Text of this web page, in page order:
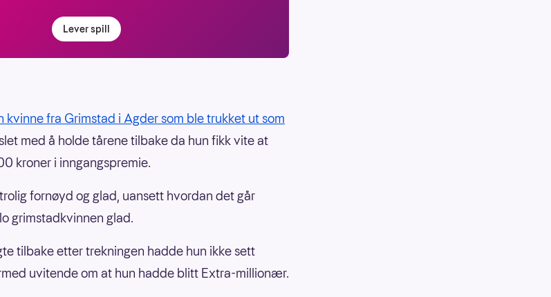
Lever spill
kvinne fra Grimstad i Agder som ble trukket ut som
med å holde tårene tilbake da hun fikk vite at
kroner i inngangspremie.
fornøyd og glad, uansett hvordan det går
grimstadkvinnen glad.
tilbake etter trekningen hadde hun ikke sett
uvitende om at hun hadde blitt Extra-millionær.